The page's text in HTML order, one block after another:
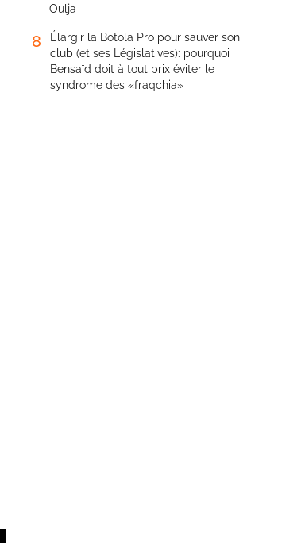
Oulja
8
Élargir la Botola Pro pour sauver son
club (et ses Législatives): pourquoi
Bensaïd doit à tout prix éviter le
syndrome des «fraqchia»